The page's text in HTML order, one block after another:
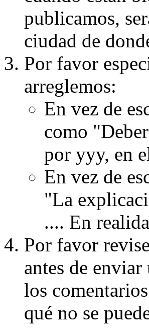
publicamos,
ciudad de
Por favor
arreglemos:
En vez de
como
por yyy, en
En vez de
"La
.... En
Por favor
antes de
los
qué no se